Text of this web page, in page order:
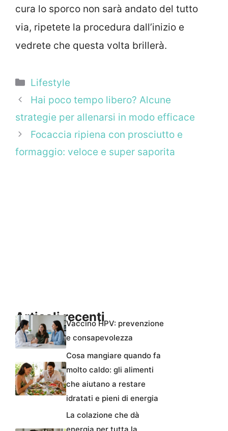
cura lo sporco non sarà andato del tutto
via, ripetete la procedura dall’inizio e
vedrete che questa volta brillerà.
Categorie
Lifestyle
Hai poco tempo libero? Alcune
strategie per allenarsi in modo efficace
Focaccia ripiena con prosciutto e
formaggio: veloce e super saporita
Articoli recentiVaccino HPV: prevenzione
e consapevolezza
Cosa mangiare quando fa
molto caldo: gli alimenti
che aiutano a restare
idratati e pieni di energia
La colazione che dà